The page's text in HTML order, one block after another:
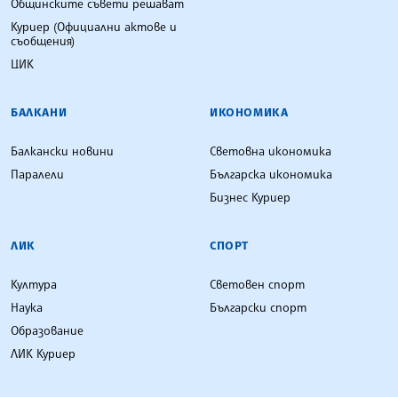
Общинските съвети решават
Куриер (Официални актове и
съобщения)
ЦИК
БАЛКАНИ
Балкански новини
Паралели
ИКОНОМИКА
Световна икономика
Българска икономика
Бизнес Куриер
ЛИК
Култура
Наука
Образование
ЛИК Куриер
СПОРТ
Световен спорт
Български спорт